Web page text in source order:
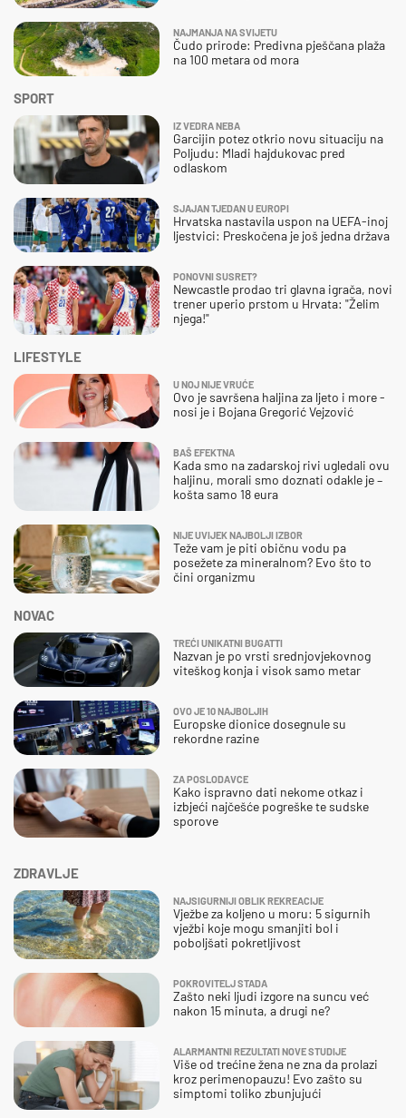
ZDRAVLJE
NAJSIGURNIJI OBLIK REKREACIJE
Vježbe za koljeno u moru: 5 sigurnih
vježbi koje mogu smanjiti bol i
poboljšati pokretljivost
POKROVITELJ STADA
Zašto neki ljudi izgore na suncu već
nakon 15 minuta, a drugi ne?
ALARMANTNI REZULTATI NOVE STUDIJE
Više od trećine žena ne zna da prolazi
kroz perimenopauzu! Evo zašto su
simptomi toliko zbunjujući
SPORT
IZ VEDRA NEBA
Garcijin potez otkrio novu situaciju na
Poljudu: Mladi hajdukovac pred
odlaskom
SJAJAN TJEDAN U EUROPI
Hrvatska nastavila uspon na UEFA-inoj
ljestvici: Preskočena je još jedna država
PONOVNI SUSRET?
Newcastle prodao tri glavna igrača, novi
trener uperio prstom u Hrvata: "Želim
njega!"
NAJMANJA NA SVIJETU
Čudo prirode: Predivna pješčana plaža
na 100 metara od mora
NOVAC
TREĆI UNIKATNI BUGATTI
Nazvan je po vrsti srednjovjekovnog
viteškog konja i visok samo metar
OVO JE 10 NAJBOLJIH
Europske dionice dosegnule su
rekordne razine
ZA POSLODAVCE
Kako ispravno dati nekome otkaz i
izbjeći najčešće pogreške te sudske
sporove
LIFESTYLE
U NOJ NIJE VRUĆE
Ovo je savršena haljina za ljeto i more -
nosi je i Bojana Gregorić Vejzović
BAŠ EFEKTNA
Kada smo na zadarskoj rivi ugledali ovu
haljinu, morali smo doznati odakle je –
košta samo 18 eura
NIJE UVIJEK NAJBOLJI IZBOR
Teže vam je piti običnu vodu pa
posežete za mineralnom? Evo što to
čini organizmu